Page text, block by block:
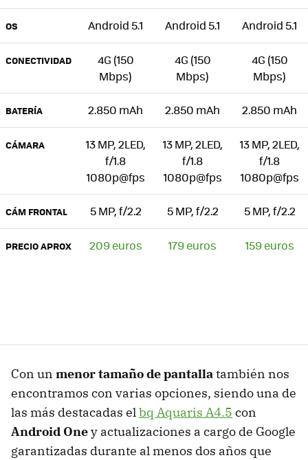
OS Android 5.1 Android 5.1 Android 5.1
CONECTIVIDAD
4G (150
Mbps)
4G (150
Mbps)
4G (150
Mbps)
BATERÍA 2.850 mAh 2.850 mAh 2.850 mAh
CÁMARA
13 MP, 2LED,
f/1.8
1080p@fps
13 MP, 2LED,
f/1.8
1080p@fps
13 MP, 2LED,
f/1.8
1080p@fps
CÁM FRONTAL 5 MP, f/2.2 5 MP, f/2.2 5 MP, f/2.2
PRECIO APROX 209 euros 179 euros 159 euros
Con un menor tamaño de pantallatambién nos
encontramos con varias opciones, siendo una de
las más destacadas elbq Aquaris A4.5 con
Android Oney actualizaciones a cargo de Google
garantizadas durante al menos dos años que